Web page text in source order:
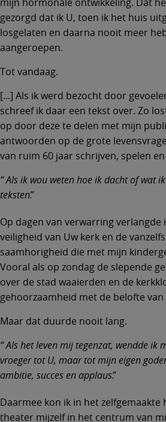
gezorgd dat ik U, toen ik het huis
losgelaten en daarna nooit meer
aangeroepen.
Tot vandaag.
[...] Als ik werd bezocht door
schreef ik daar een tekst over. Zo
op door deze te delen met mijn
antwoorden op de grote
van ruim 60 jaar schrijven, spelen
Als ik wou weten hoe ik dacht of wat
teksten.
Op dagen van verwarring verlangde
veiligheid van Uw kerk en de
saamhorigheid die met mijn
Vooral als op zondag de slepende
over de stad waaierden en de
gehoorzaamheid met de belofte
Maar dat duurde nooit lang.
Als het leven mij tegenzat, wendde ik
vroeger tot U, maar tot mijn eigen
ambitie, succes en applaus.
Daarmee kon ik in het zelfgemaakte
theater mijzelf in het centrum van